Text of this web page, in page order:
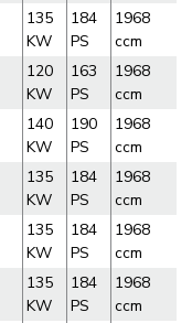
135
KW
184
PS
1968
ccm
120
KW
163
PS
1968
ccm
140
KW
190
PS
1968
ccm
135
KW
184
PS
1968
ccm
135
KW
184
PS
1968
ccm
135
KW
184
PS
1968
ccm